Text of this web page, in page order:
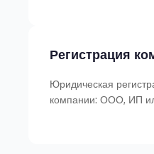
Регистрация
Юридическая
компании: ООО, ИП